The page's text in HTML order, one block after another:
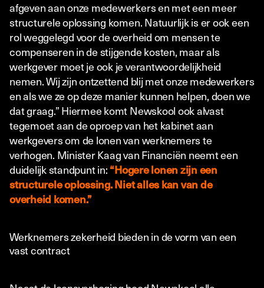
afgeven aan onze medewerkers en met een meer
structurele oplossing komen. Natuurlijk is er ook een
rol weggelegd voor de overheid om mensen te
compenseren in de stijgende kosten, maar als
werkgever moet je ook je verantwoordelijkheid
nemen. Wij zijn ontzettend blij met onze medewerkers
en als we ze op deze manier kunnen helpen, doen we
dat graag.” Hiermee komt Newskool ook alvast
tegemoet aan de oproep van het kabinet aan
werkgevers om de lonen van werknemers te
verhogen. Minister Kaag van Financiën neemt een
duidelijk standpunt in:“Hogere lonen zijn een
structurele oplossing. Niet alles kan van de
overheid komen.”
Werknemers zekerheid bieden in de vorm van een
vast contract